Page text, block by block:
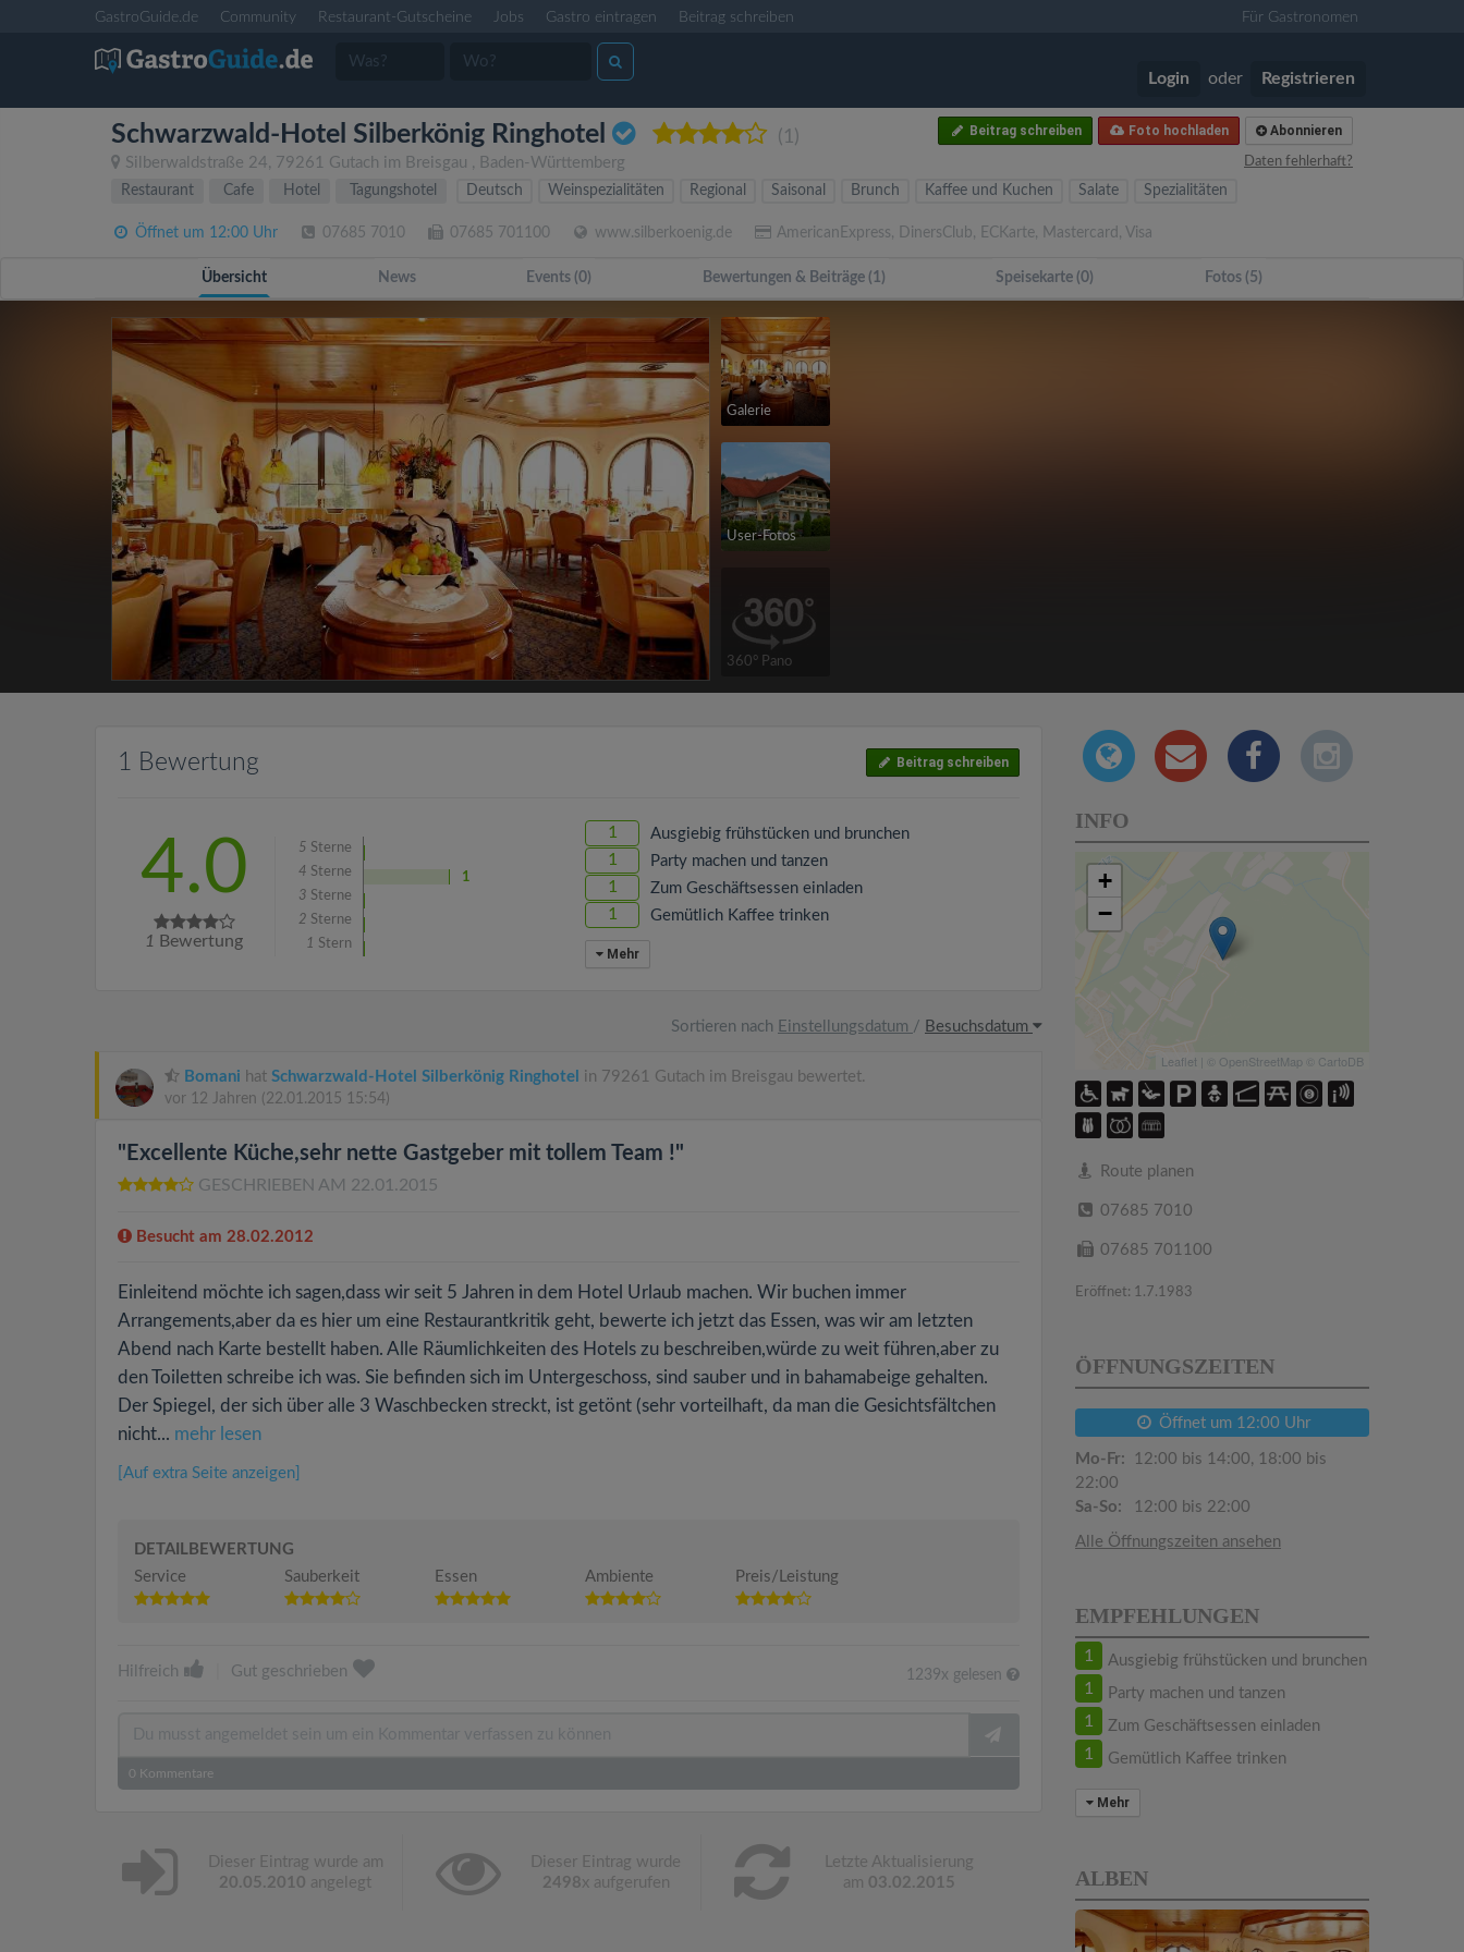
GastroGuide.de Community Restaurant-Gutscheine Jobs Gastro eintragen Beitrag schreiben Für Gastronomen
Login oder Registrieren
Schwarzwald-Hotel Silberkönig Ringhotel (1)
Silberwaldstraße 24, 79261 Gutach im Breisgau , Baden-Württemberg
Abonnieren
Foto hochladen
Beitrag schreiben
Daten fehlerhaft?
Restaurant Cafe Hotel Tagungshotel Deutsch Weinspezialitäten Regional Saisonal Brunch Kaffee und Kuchen Salate Spezialitäten
Öffnet um 12:00 Uhr 07685 7010 07685 701100 www.silberkoenig.de AmericanExpress, DinersClub, ECKarte, Mastercard, Visa
Übersicht News Events (0) Bewertungen & Beiträge (1) Speisekarte (0) Fotos (5)
Galerie
User-Fotos
360° Pano
1 Bewertung Beitrag schreiben
4.0
1 Bewertung
5 Sterne
4 Sterne
1
3 Sterne
2 Sterne
1 Stern
1 Ausgiebig frühstücken und brunchen
1 Party machen und tanzen
1 Zum Geschäftsessen einladen
1 Gemütlich Kaffee trinken
Mehr
Sortieren nach Einstellungsdatum / Besuchsdatum
Bomani hat Schwarzwald-Hotel Silberkönig Ringhotel in 79261 Gutach im Breisgau bewertet.
vor 12 Jahren (22.01.2015 15:54)
"Excellente Küche,sehr nette Gastgeber mit tollem Team !"
GESCHRIEBEN AM 22.01.2015
Besucht am 28.02.2012
Einleitend möchte ich sagen,dass wir seit 5 Jahren in dem Hotel Urlaub machen. Wir buchen immer
Arrangements,aber da es hier um eine Restaurantkritik geht, bewerte ich jetzt das Essen, was wir am letzten
Abend nach Karte bestellt haben. Alle Räumlichkeiten des Hotels zu beschreiben,würde zu weit führen,aber zu
den Toiletten schreibe ich was. Sie befinden sich im Untergeschoss, sind sauber und in bahamabeige gehalten.
Der Spiegel, der sich über alle 3 Waschbecken streckt, ist getönt (sehr vorteilhaft, da man die Gesichtsfältchen
nicht... mehr lesen
[Auf extra Seite anzeigen]
DETAILBEWERTUNG
Service
Sauberkeit Essen Ambiente Preis/Leistung
Hilfreich Gut geschrieben 1239x gelesen
0 Kommentare
Dieser Eintrag wurde am
20.05.2010 angelegt
Dieser Eintrag wurde
2498x aufgerufen
Letzte Aktualisierung
am 03.02.2015
INFO
+
−
Leaflet | © OpenStreetMap © CartoDB
Route planen
07685 7010
07685 701100
Eröffnet: 1.7.1983
ÖFFNUNGSZEITEN
Öffnet um 12:00 Uhr
Mo-Fr:
12:00 bis 14:00, 18:00 bis
22:00
Sa-So:
12:00 bis 22:00
Alle Öffnungszeiten ansehen
EMPFEHLUNGEN
1 Ausgiebig frühstücken und brunchen
1 Party machen und tanzen
1 Zum Geschäftsessen einladen
1 Gemütlich Kaffee trinken
Mehr
ALBEN